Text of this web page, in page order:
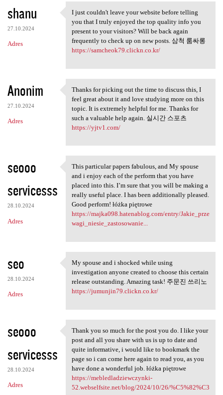
shanu
27.10.2024
Adres
I just couldn't leave your
I just couldn't leave your website before telling
you that I truly enjoyed the top quality info you
present to your visitors? Will be back again
frequently to check up on new posts. 삼척 룸싸롱
https://samcheok79.clickn.co.kr/
Anonim
27.10.2024
Adres
Thanks for picking out the
Thanks for picking out the time to discuss this, I
feel great about it and love studying more on this
topic. It is extremely helpful for me. Thanks for
such a valuable help again. 실시간 스포츠
https://yjtv1.com/
seooo
servicesss
28.10.2024
Adres
This particular papers
This particular papers fabulous, and My spouse
and i enjoy each of the perform that you have
placed into this. I’m sure that you will be making a
really useful place. I has been additionally pleased.
Good perform! łóżka piętrowe
https://majka098.hatenablog.com/entry/Jakie_prze
wagi_niesie_zastosowanie...
seo
28.10.2024
Adres
My spouse and i shocked while
My spouse and i shocked while using
investigation anyone created to choose this certain
release outstanding. Amazing task! 주문진 쓰리노
https://jumunjin79.clickn.co.kr/
seooo
servicesss
28.10.2024
Adres
Thank you so much for the
Thank you so much for the post you do. I like your
post and all you share with us is up to date and
quite informative, i would like to bookmark the
page so i can come here again to read you, as you
have done a wonderful job. łóżka piętrowe
https://mebledladziewczynki-
52.webselfsite.net/blog/2024/10/26/%C5%82%C3